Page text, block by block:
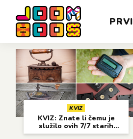
PRVI
KVIZ
KVIZ: Znate li čemu je
služilo ovih 7/7 starih
predmeta?